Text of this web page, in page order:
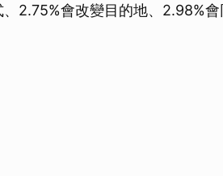
2.75%會改變目的地、2.98%